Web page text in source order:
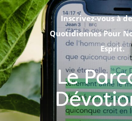
Inscrivez-vous à
Quotidiennes Pour
Esprit.
Le